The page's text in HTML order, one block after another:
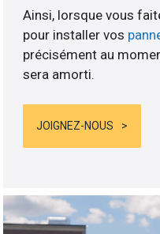
Ainsi, lorsque vous
pour installer vos
précisément au
sera amorti.
JOIGNEZ-NOUS